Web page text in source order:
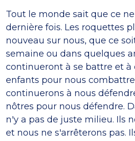
Tout le monde sait que ce ne
dernière fois. Les roquettes
nouveau sur nous, que ce
semaine ou dans quelques
continueront à se battre et à
enfants pour nous
continuerons à nous
nôtres pour nous défendre.
n'y a pas de juste milieu. Ils
et nous ne s'arrêterons pas.